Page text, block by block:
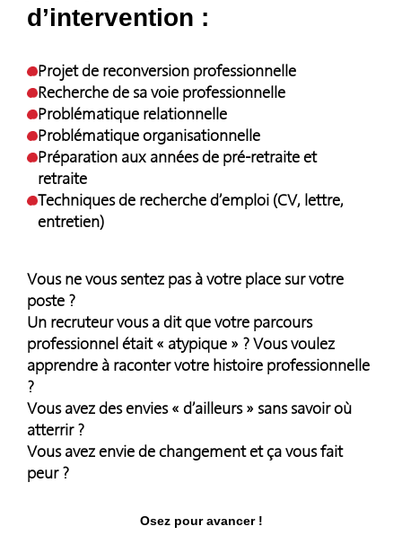
d’intervention :
Projet de reconversion professionnelle
Recherche de sa voie professionnelle
Problématique relationnelle
Problématique organisationnelle
Préparation aux années de pré-retraite et
retraite
Techniques de recherche d’emploi (CV, lettre,
entretien)
Vous ne vous sentez pas à votre place sur votre
poste ?
Un recruteur vous a dit que votre parcours
professionnel était « atypique » ? Vous voulez
apprendre à raconter votre histoire professionnelle
?
Vous avez des envies « d’ailleurs » sans savoir où
atterrir ?
Vous avez envie de changement et ça vous fait
peur ?
Osez pour avancer !